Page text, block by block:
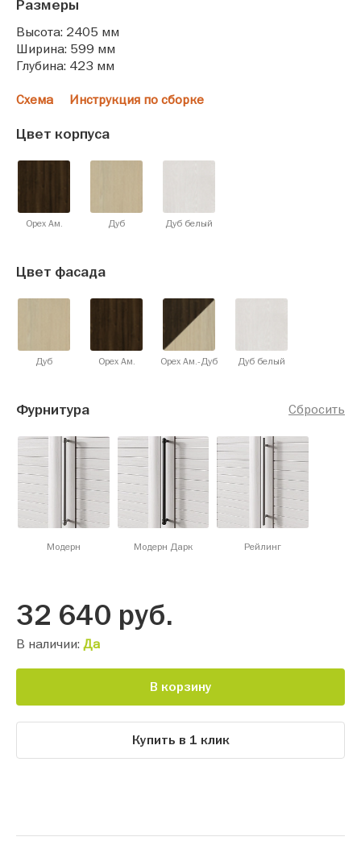
Размеры
Высота: 2405 мм
Ширина: 599 мм
Глубина: 423 мм
Схема Инструкция по сборке
Цвет корпуса
Орех Ам. Дуб Дуб белый
Цвет фасада
Дуб Орех Ам. Орех Ам.-Дуб Дуб белый
Сбросить
Фурнитура
Модерн Модерн Дарк Рейлинг
32 640 руб.
В наличии: Да
В корзину
Купить в 1 клик